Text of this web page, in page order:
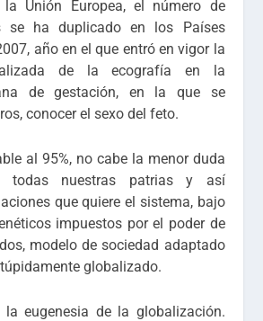
Unión Europea, el número de
se ha duplicado en los Países
año en el que entró en vigor la
de la ecografía en la
de gestación, en la que se
conocer el sexo del feto.
al 95%, no cabe la menor duda
todas nuestras patrias y así
que quiere el sistema, bajo
impuestos por el poder de
modelo de sociedad adaptado
globalizado.
eugenesia de la globalización.